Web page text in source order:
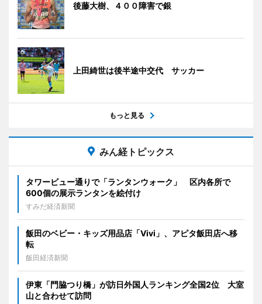
後藤大樹、４００障害で銀
上田綺世は後半途中交代 サッカー
もっと見る
みん経トピックス
タワービュー通りで「ランタンウォーク」 区内各所で
600個の展示ランタンを絵付け
すみだ経済新聞
飯田のベビー・キッズ用品店「Vivi」、アピタ飯田店へ移
転
飯田経済新聞
伊東「門脇つり橋」が訪日外国人ランキング全国2位 大室
山と合わせて訪問